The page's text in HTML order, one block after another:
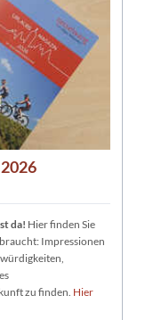
da! Hier finden Sie
Impressionen
zu finden. Hier